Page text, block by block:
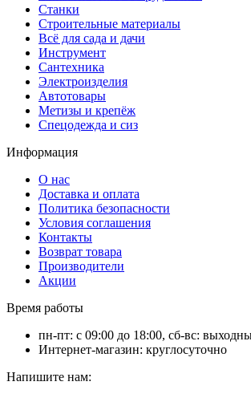
Станки
Строительные материалы
Всё для сада и дачи
Инструмент
Сантехника
Электроизделия
Автотовары
Метизы и крепёж
Спецодежда и сиз
Информация
О нас
Доставка и оплата
Политика безопасности
Условия соглашения
Контакты
Возврат товара
Производители
Акции
Время работы
пн-пт: с 09:00 до 18:00, сб-вс:
Интернет-магазин: круглосуточно
Напишите нам: